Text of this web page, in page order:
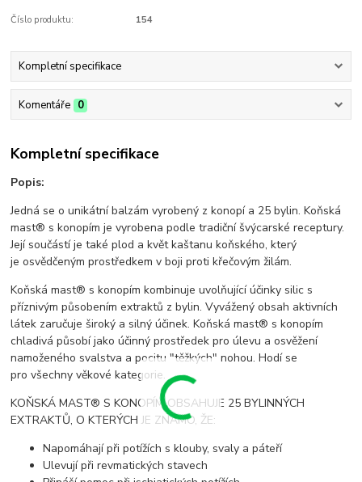
Číslo produktu: 154
Kompletní specifikace
Komentáře 0
Kompletní specifikace
Popis:
Jedná se o unikátní balzám vyrobený z konopí a 25 bylin. Koňská
mast® s konopím je vyrobena podle tradiční švýcarské receptury.
Její součástí je také plod a květ kaštanu koňského, který
je osvědčeným prostředkem v boji proti křečovým žilám.
Koňská mast® s konopím kombinuje uvolňující účinky silic s
příznivým působením extraktů z bylin. Vyvážený obsah aktivních
látek zaručuje široký a silný účinek. Koňská mast® s konopím
chladivá působí jako účinný prostředek pro úlevu a osvěžení
namoženého svalstva a pocitu "těžkých" nohou. Hodí se
pro všechny věkové kategorie.
KOŇSKÁ MAST® S KONOPÍM OBSAHUJE 25 BYLINNÝCH
EXTRAKTŮ, O KTERÝCH JE ZNÁMO, ŽE:
Napomáhají při potížích s klouby, svaly a páteří
Ulevují při revmatických stavech